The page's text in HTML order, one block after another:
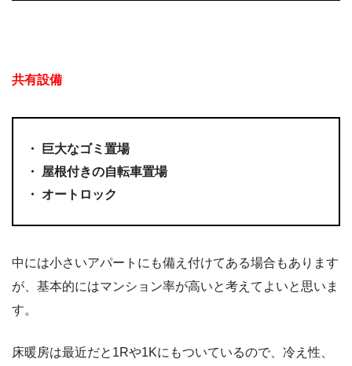
共有設備
・ 巨大なゴミ置場
・ 屋根付きの自転車置場
・ オートロック
中には小さいアパートにも備え付けてある場合もあります
が、基本的にはマンション率が高いと考えてよいと思いま
す。
床暖房は最近だと1Rや1Kにもついているので、冷え性、